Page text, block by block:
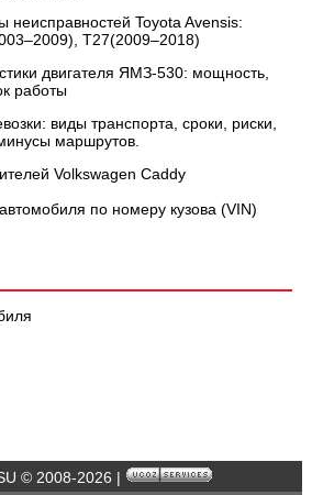
неисправностей Toyota Avensis:
T27(2009–2018)
двигателя ЯМЗ-530: мощность,
работы
виды транспорта, сроки, риски,
маршрутов.
Volkswagen Caddy
по номеру кузова (VIN)
© 2008-2026 |